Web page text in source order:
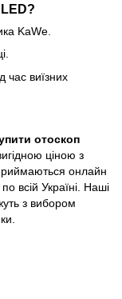
KaWe.
час виїзних
отоскоп
ціною з
онлайн
всій Україні. Наші
з вибором